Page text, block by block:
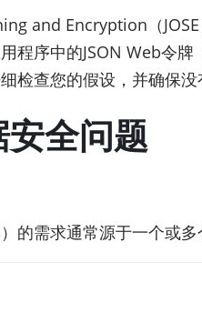
and Encryption（
程序中的JSON Web令
检查您的假设，并确保没
全问题
的需求通常源于一个或多